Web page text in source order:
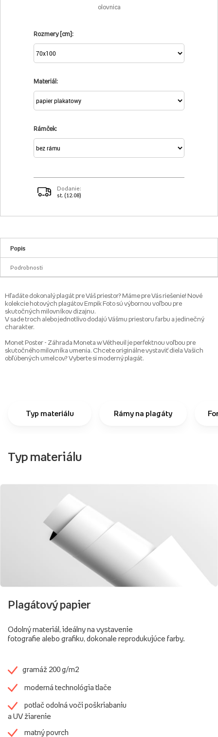
olovnica
Rozmery [cm]:
Materiál:
Rámček:
Dodanie:
st. (12.08)
Popis
Podrobnosti
Hľadáte dokonalý plagát pre Váš priestor? Máme pre Vás riešenie! Nové
kolekcie hotových plagátov Empik Foto sú výbornou voľbou pre
skutočných milovníkov dizajnu.
V sade troch alebo jednotlivo dodajú Vášmu priestoru farbu a jedinečný
charakter.
Monet Poster - Záhrada Moneta w Vétheuil je perfektnou voľbou pre
skutočného milovníka umenia. Chcete originálne vystaviť diela Vašich
obľúbených umelcov? Vyberte si moderný plagát.
Typ materiálu Rámy na plagáty
Typ materiálu
Plagátový papier
Odolný materiál, ideálny na vystavenie
fotografie alebo grafiku, dokonale reprodukujúce farby.
gramáž 200 g/m2
moderná technológia tlače
potlač odolná voči poškriabaniu
a UV žiarenie
matný povrch